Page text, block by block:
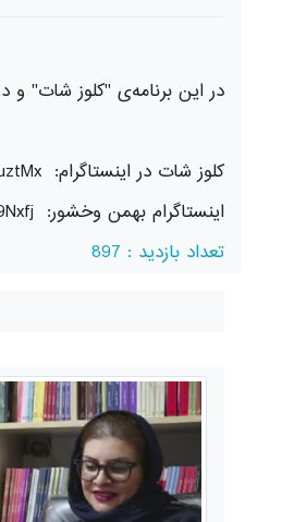
در این برنامه‌ی "کلوز شات" و
کلوز شات در اینستاگرام:
اینستاگرام بهمن وخشور:
تعداد بازدید : 897